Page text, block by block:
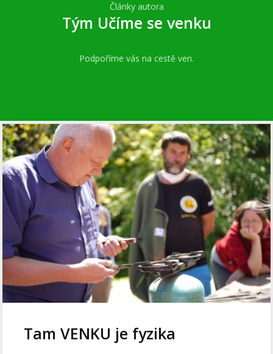
Články autora
Tým Učíme se venku
Podpoříme vás na cestě ven.
Tam VENKU je fyzika